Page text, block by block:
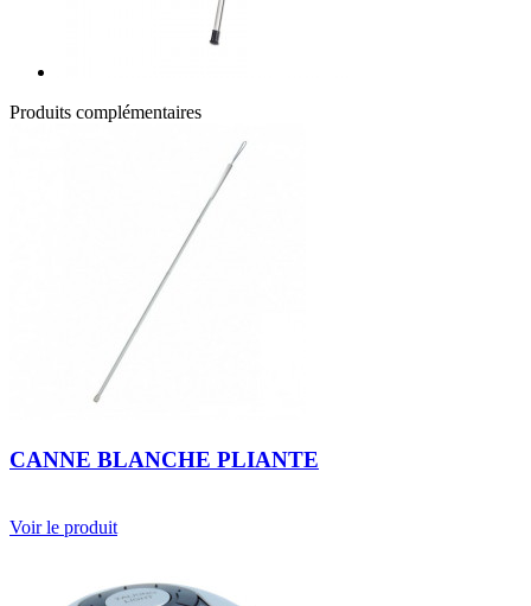
Produits complémentaires
CANNE BLANCHE PLIANTE
Voir le produit